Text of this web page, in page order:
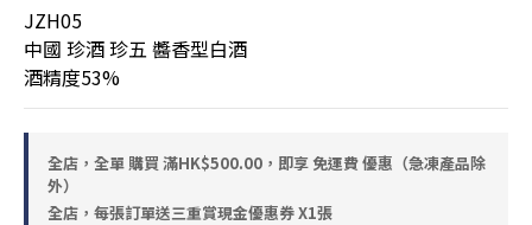
JZH05
中國 珍酒 珍五 醬香型白酒
酒精度53%
全店，全單 購買 滿HK$500.00，即享 免運費 優惠（急凍產品除
外）
全店，每張訂單送三重賞現金優惠券 X1張